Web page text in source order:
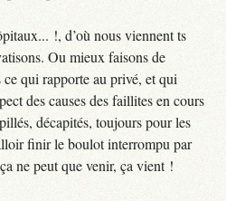
!, d’où nous viennent ts
Ou mieux faisons de
qui rapporte au privé, et qui
des causes des faillites en cours
décapités, toujours pour les
finir le boulot interrompu par
ne peut que venir, ça vient !